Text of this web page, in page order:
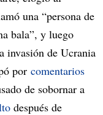
una “persona de
bala”, y luego
invasión de Ucrania
por comentarios
de sobornar a
después de